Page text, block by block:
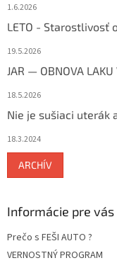
1.6.2026
LETO - Starostlivosť
19.5.2026
JAR — OBNOVA
18.5.2026
Nie je sušiaci uterák
18.3.2024
ARCHÍV
Informácie pre vás
Prečo s FEŠI AUTO ?
VERNOSTNÝ PROGRAM